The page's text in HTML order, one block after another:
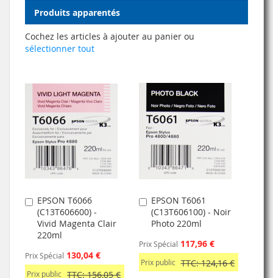
Produits apparentés
Cochez les articles à ajouter au panier ou
sélectionner tout
EPSON T6066
(C13T606600) -
Vivid Magenta Clair
220ml
Prix Spécial 130,04 €
Prix public TTC: 156,05 €
Ajouter
au
panier
EPSON T6061
(C13T606100) - Noir
Photo 220ml
Prix Spécial 117,96 €
Prix public TTC: 124,16 €
Ajouter
au
panier